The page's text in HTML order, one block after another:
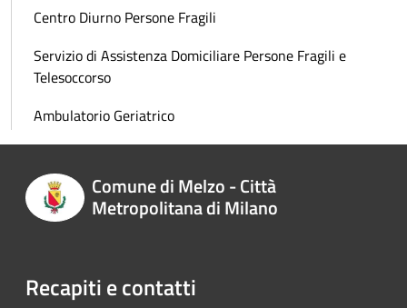
Centro Diurno Persone Fragili
Servizio di Assistenza Domiciliare Persone Fragili e
Telesoccorso
Ambulatorio Geriatrico
Comune di Melzo - Città
Metropolitana di Milano
Recapiti e contatti